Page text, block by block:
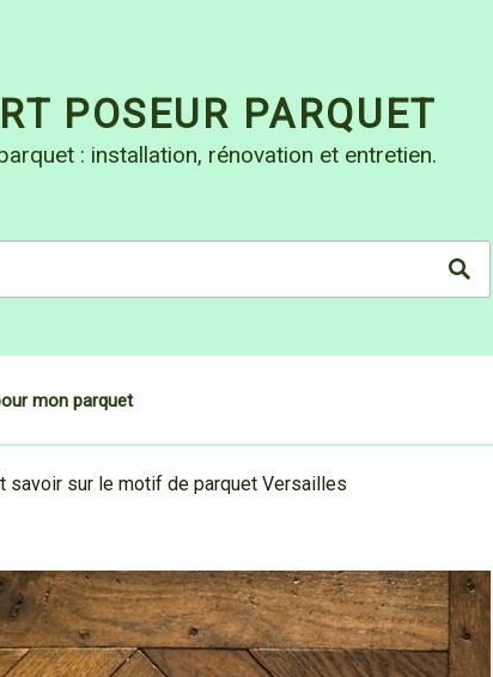
POSEUR PARQUET
: installation, rénovation et entretien.
mon parquet
savoir sur le motif de parquet Versailles